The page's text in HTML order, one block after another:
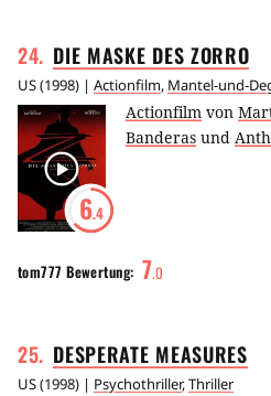
24. DIE MASKE DES ZORRO
US(1998) | Actionfilm, Mantel-und-
6.4
Actionfilm von
Banderas und
tom777 Bewertung: 7.0
25. DESPERATE MEASURES
US(1998) | Psychothriller,Thriller